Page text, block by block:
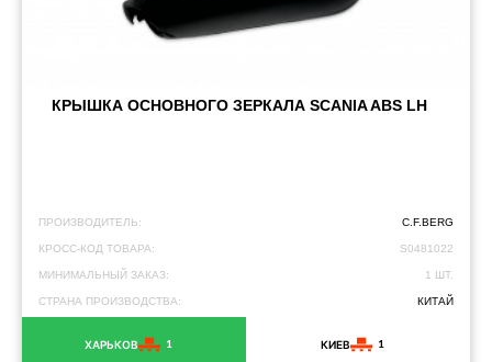
КРЫШКА ОСНОВНОГО ЗЕРКАЛА SCANIA ABS LH
ПРОИЗВОДИТЕЛЬ: C.F.BERG
КРОСС-КОД ТОВАРА: S0481022
МИНИМАЛЬНЫЙ ЗАКАЗ: 1 ШТ.
СТРАНА ПРОИЗВОДСТВА: КИТАЙ
ХАРЬКОВ 1 КИЕВ 1